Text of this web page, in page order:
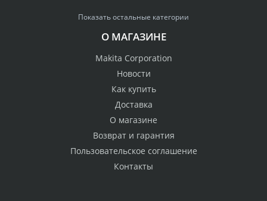
Показать остальные категории
О МАГАЗИНЕ
Makita Corporation
Новости
Как купить
Доставка
О магазине
Возврат и гарантия
Пользовательское соглашение
Контакты